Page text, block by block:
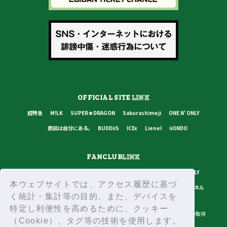
本ウェブサイトでは、アクセス履歴に基づ
く統計・集計等の目的、また、デバイスを
特定し利便性を高めるために、クッキー
（Cookie）、タグ等の技術を使用します。
OFFICIAL SITELINK
超特急 M!LK SUPER★DRAGON Sakurashimeji
ONE N' ONLY
原因は自分にある。
BUDDiiS ICEx Lienel iiONDO
FANCLUBLINK
ONE N' ONLY
原因は自分にある。
BUDDiiS ICEx Lienel スターダストチャンネル
プライバシーポリシー ご利用規約 推奨環境 ヘルプ・お問い合わせ
ID取得